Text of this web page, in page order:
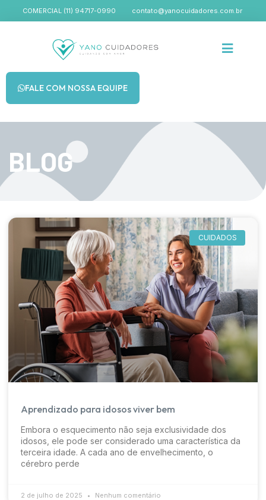
COMERCIAL (11) 94717-0990 contato@yanocuidadores.com.br
FALE COM NOSSA EQUIPE
BLOG
CUIDADOS
Aprendizado para idosos viver bem
Embora o esquecimento não seja exclusividade dos
idosos, ele pode ser considerado uma característica da
terceira idade. A cada ano de envelhecimento, o
cérebro perde
2 de julho de 2025 Nenhum comentário